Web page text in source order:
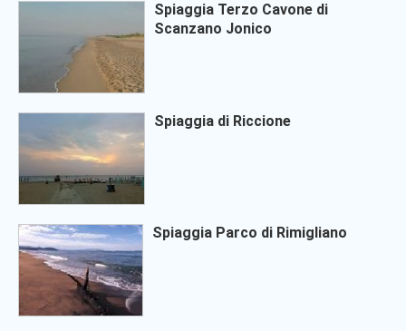
Spiaggia Terzo Cavone di
Scanzano Jonico
Spiaggia di Riccione
Spiaggia Parco di Rimigliano